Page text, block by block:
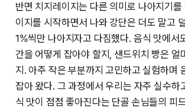
반면 치지레이지는 다른 의미로 나아지기를
이지를 시작하면서 나와 강단은 더도 말고
1%씩만 나아지자고 다짐했다. 음식 맛에서
간을 어떻게 잡아야 할지, 샌드위치 빵은 얼
지. 아주 작은 부분까지 고민하고 실험하며
잡아 왔다. 그 과정에서 우리는 자주 실수하
식 맛이 점점 좋아진다는 단골 손님들의 피